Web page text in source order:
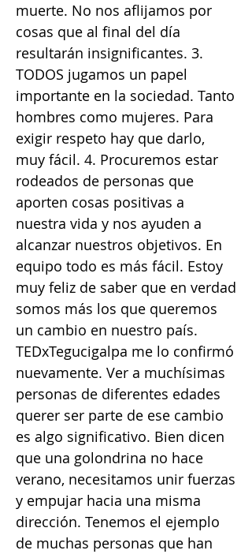
muerte. No nos aflijamos por
cosas que al final del día
resultarán insignificantes. 3.
TODOS jugamos un papel
importante en la sociedad. Tanto
hombres como mujeres. Para
exigir respeto hay que darlo,
muy fácil. 4. Procuremos estar
rodeados de personas que
aporten cosas positivas a
nuestra vida y nos ayuden a
alcanzar nuestros objetivos. En
equipo todo es más fácil. Estoy
muy feliz de saber que en verdad
somos más los que queremos
un cambio en nuestro país.
TEDxTegucigalpa me lo confirmó
nuevamente. Ver a muchísimas
personas de diferentes edades
querer ser parte de ese cambio
es algo significativo. Bien dicen
que una golondrina no hace
verano, necesitamos unir fuerzas
y empujar hacia una misma
dirección. Tenemos el ejemplo
de muchas personas que han